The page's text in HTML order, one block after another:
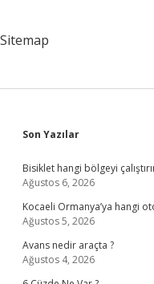
Sitemap
Sidebar
Son Yazılar
Bisiklet hangi bölgeyi
Ağustos 6, 2026
Kocaeli Ormanya’ya hangi
Ağustos 5, 2026
Avans nedir araçta ?
Ağustos 4, 2026